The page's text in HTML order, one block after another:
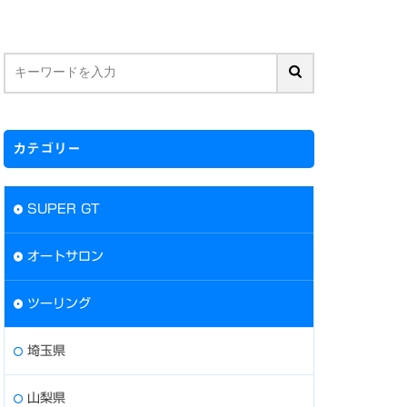
カテゴリー
SUPER GT
オートサロン
ツーリング
埼玉県
山梨県